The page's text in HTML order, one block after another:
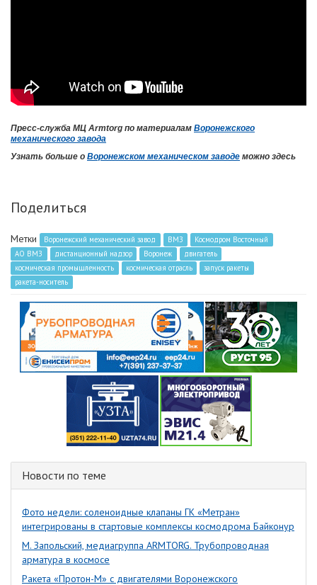
Пресс-служба МЦ Armtorg по материалам Воронежского
механического завода
Узнать больше о Воронежском механическом заводе можно здесь
Поделиться
Метки Воронежский механический завод ВМЗ
Космодром Восточный
АО ВМЗ
дистанционный надзор Воронеж
двигатель
космическая промышленность
космическая отрасль
запуск ракеты
ракета-носитель
Новости по теме
Фото недели: соленоидные клапаны ГК «Метран»
интегрированы в стартовые комплексы космодрома Байконур
М. Запольский, медиагруппа ARMTORG. Трубопроводная
арматура в космосе
Ракета «Протон-М» с двигателями Воронежского